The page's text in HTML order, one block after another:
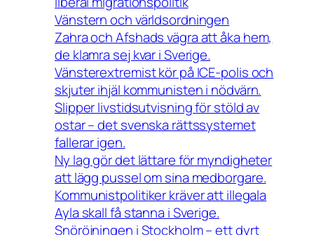
Vänstern och världsordningen
Zahra och Afshads vägra att åka hem,
de klamra sej kvar i Sverige.
Vänsterextremist kör på ICE-polis och
skjuter ihjäl kommunisten i nödvärn.
Slipper livstidsutvisning för stöld av
ostar – det svenska rättssystemet
fallerar igen.
Ny lag gör det lättare för myndigheter
att lägg pussel om sina medborgare.
Kommunistpolitiker kräver att illegala
Ayla skall få stanna i Sverige.
Snöröjningen i Stockholm – ett dyrt